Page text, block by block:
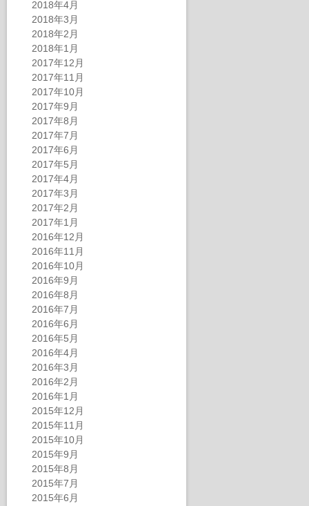
2018年4月
2018年3月
2018年2月
2018年1月
2017年12月
2017年11月
2017年10月
2017年9月
2017年8月
2017年7月
2017年6月
2017年5月
2017年4月
2017年3月
2017年2月
2017年1月
2016年12月
2016年11月
2016年10月
2016年9月
2016年8月
2016年7月
2016年6月
2016年5月
2016年4月
2016年3月
2016年2月
2016年1月
2015年12月
2015年11月
2015年10月
2015年9月
2015年8月
2015年7月
2015年6月